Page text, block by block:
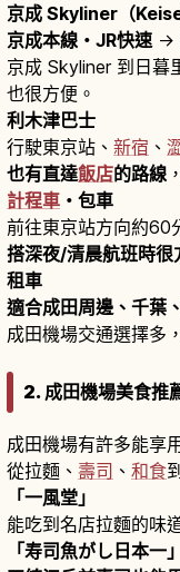
京成 Skyliner（
京成本線・JR快速 →
京成 Skyliner 到日暮
也很方便。
利木津巴士
行駛東京站、 新宿 、
也有直達飯店的路線
計程車 ・包車
前往東京站方向約60
搭深夜/清晨航班時很
租車
適合成田周邊、千葉
成田機場交通選擇多
2. 成田機場美食推
成田機場有許多能享
從拉麵、 壽司 、 和食
「一風堂」
能吃到名店拉麵的味
「寿司魚がし日本一」